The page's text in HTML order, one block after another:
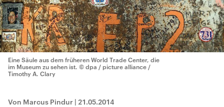
Eine Säule aus dem früheren World Trade Center, die
im Museum zu sehen ist. © dpa / picture alliance /
Timothy A. Clary
Von Marcus Pindur | 21.05.2014